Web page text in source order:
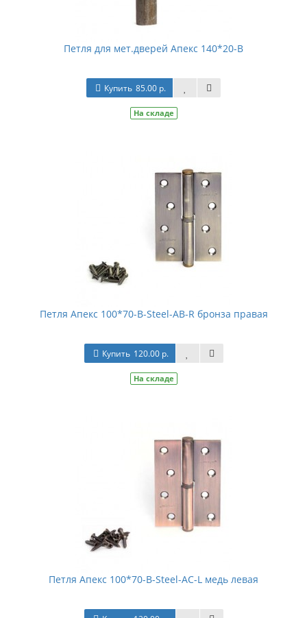
Петля для мет.дверей Апекс 140*20-В
Купить 85.00 р.
На складе
Петля Апекс 100*70-В-Steel-AB-R бронза правая
Купить 120.00 р.
На складе
Петля Апекс 100*70-В-Steel-AC-L медь левая